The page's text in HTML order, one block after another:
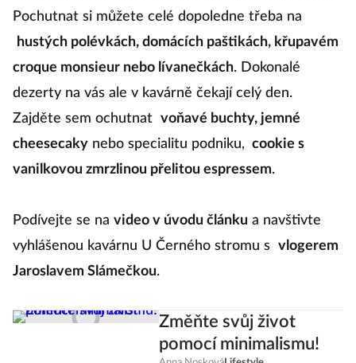
Pochutnat si můžete celé dopoledne třeba na
hustých polévkách, domácích paštikách, křupavém
croque monsieur nebo lívanečkách. Dokonalé
dezerty na vás ale v kavárně čekají celý den.
Zajděte sem ochutnat voňavé buchty, jemné
cheesecaky nebo specialitu podniku, cookie s
vanilkovou zmrzlinou přelitou espressem.
Podívejte se na video v úvodu článku a navštivte
vyhlášenou kavárnu U Černého stromu s
vlogerem
Jaroslavem Slámečkou.
Změňte svůj život
pomocí minimalismu!